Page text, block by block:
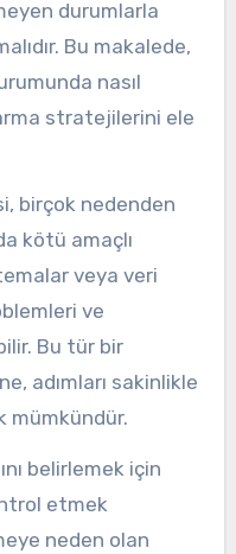
durumlarla
Bu makalede,
nasıl
stratejilerini ele
birçok nedenden
kötü amaçlı
veya veri
ve
Bu tür bir
adımları sakinlikle
mümkündür.
belirlemek için
etmek
neden olan